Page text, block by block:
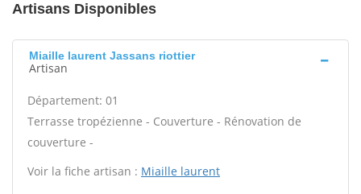
Artisans Disponibles
Miaille laurent Jassans riottier
Artisan
Département: 01
Terrasse tropézienne - Couverture - Rénovation de
couverture -
Voir la fiche artisan : Miaille laurent